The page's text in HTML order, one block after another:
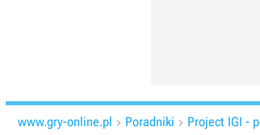
www.gry-online.pl  Poradniki  Project IGI -